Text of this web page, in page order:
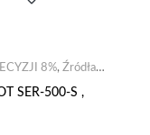
8%, Źródła